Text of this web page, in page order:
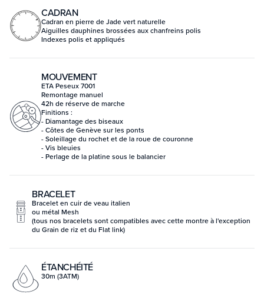
CADRAN
Cadran en pierre de Jade vert naturelle
Aiguilles dauphines brossées aux chanfreins polis
Indexes polis et appliqués
MOUVEMENT
ETA Peseux 7001
Remontage manuel
42h de réserve de marche
Finitions :
- Diamantage des biseaux
- Côtes de Genève sur les ponts
- Soleillage du rochet et de la roue de couronne
- Vis bleuies
- Perlage de la platine sous le balancier
BRACELET
Bracelet en cuir de veau italien
ou métal Mesh
(tous nos bracelets sont compatibles avec cette montre à l'exception
du Grain de riz et du Flat link)
ÉTANCHÉITÉ
30m (3ATM)